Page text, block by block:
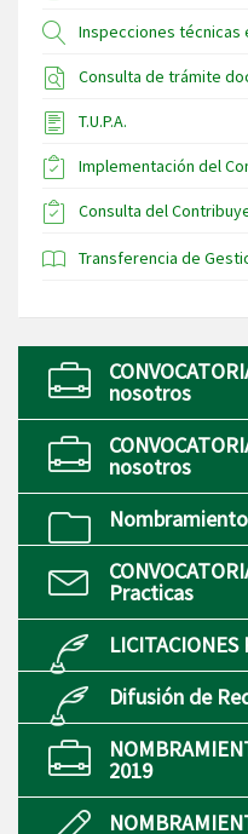
Inspecciones técnicas
Consulta de trámite
T.U.P.A.
Implementación del
Consulta del
Transferencia de
nosotros
nosotros
Practicas
Difusión de
2019